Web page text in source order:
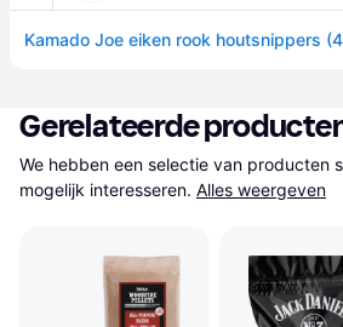
Kamado Joe eiken rook houtsnippers
Gerelateerde
We hebben een selectie van producten
mogelijk interesseren. Alles weergeven